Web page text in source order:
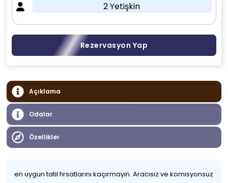
2 Yetişkin
Rezervasyon Yap
Açıklama
Odalar
Özellikler
en uygun tatil fırsatlarını kaçırmayın. Aracısız ve komisyonsuz